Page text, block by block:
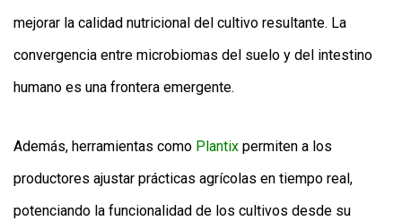
mejorar la calidad nutricional del cultivo resultante. La
convergencia entre microbiomas del suelo y del intestino
humano es una frontera emergente.
Además, herramientas como Plantix permiten a los
productores ajustar prácticas agrícolas en tiempo real,
potenciando la funcionalidad de los cultivos desde su